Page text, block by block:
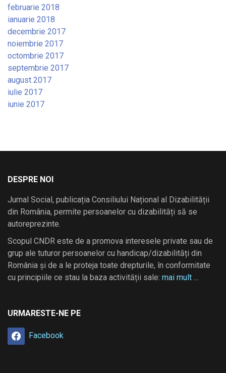
februarie 2018
ianuarie 2018
decembrie 2017
noiembrie 2017
octombrie 2017
septembrie 2017
august 2017
iulie 2017
iunie 2017
DESPRE NOI
Jurnal Social, publicația Consiliului Național al Dizabilității
din România, permite persoanelor cu dizabilități să se
autoreprezinte.
Scopul CNDR este de a promova interesele private sau de
grup ale tuturor persoanelor cu handicap/dizabilități din
România și de a le proteja toate drepturile, în conformitate
cu principiile ce stau la baza activității sale: mai mult …
URMARESTE-NE PE
Facebook